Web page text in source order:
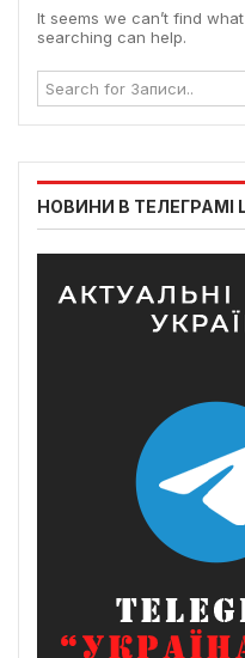
It seems we can’t find
searching can help.
НОВИНИ В ТЕЛЕГРАМІ